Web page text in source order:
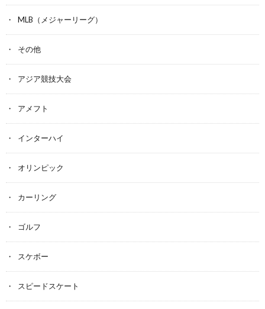
MLB（メジャーリーグ）
その他
アジア競技大会
アメフト
インターハイ
オリンピック
カーリング
ゴルフ
スケボー
スピードスケート